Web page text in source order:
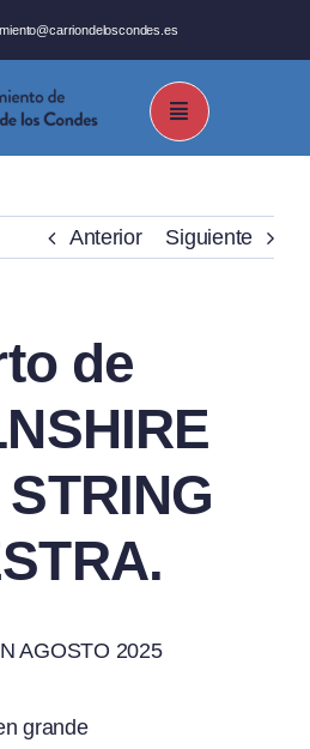
Anterior Siguiente
de
AGOSTO 2025
grande